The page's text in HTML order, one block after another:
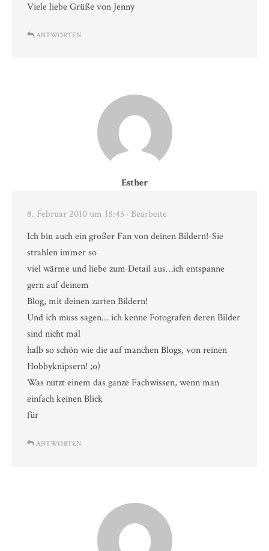
Viele liebe Grüße von Jenny
ANTWORTEN
Esther
8. Februar 2010 um 18:43 · Bearbeite
Ich bin auch ein großer Fan von deinen Bildern!-Sie
strahlen immer so
viel wärme und liebe zum Detail aus…ich entspanne
gern auf deinem
Blog, mit deinen zarten Bildern!
Und ich muss sagen… ich kenne Fotografen deren Bilder
sind nicht mal
halb so schön wie die auf manchen Blogs, von reinen
Hobbyknipsern! ;o)
Was nutzt einem das ganze Fachwissen, wenn man
einfach keinen Blick
für
ANTWORTEN